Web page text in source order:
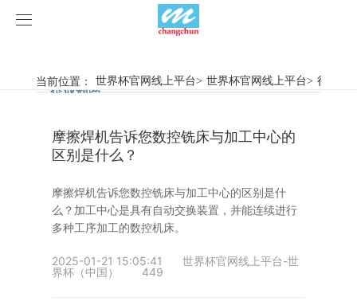
世界杯官网线上平台
旋弧焊机
惯性摩擦焊机
连续驱动摩擦焊机
产品视频
行业新闻
企业动态
案例展示
客户案例
荣誉资质
当前位置： 世界杯官网线上平台> 世界杯官网线上平台> 行业新
行业新闻
企业动态
摩擦焊机告诉您数控铣床与加工中心的
区别是什么？
摩擦焊机告诉您数控铣床与加工中心的区别是什
么？加工中心是具有自动交换装置，并能连续进行
多种工序加工的数控机床。
2025-01-21 15:05:41
世界杯官网线上平台-世
界杯（中国）
449